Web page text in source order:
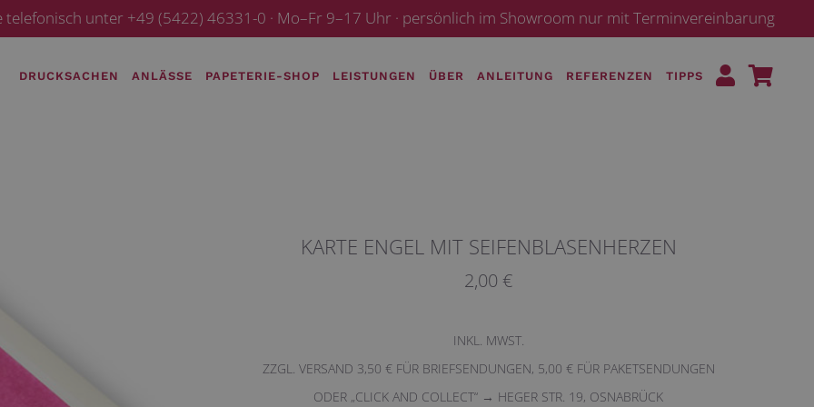
telefonisch unter +49 (5422) 46331-0 · Mo–Fr 9–17 Uhr · persönlich im Showroom nur mit Terminvereinbarung
DRUCKSACHEN ANLÄSSE PAPETERIE-SHOP LEISTUNGEN ÜBER ANLEITUNG REFERENZEN TIPPS
KARTE ENGEL MIT SEIFENBLASENHERZEN
2,00 €
INKL. MWST.
ZZGL. VERSAND 3,50 € FÜR BRIEFSENDUNGEN, 5,00 € FÜR PAKETSENDUNGEN
ODER „CLICK AND COLLECT“ → HEGER STR. 19, OSNABRÜCK